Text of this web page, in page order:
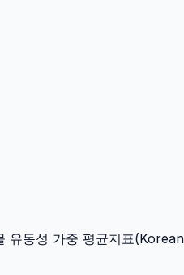
동성 가중 평균지표